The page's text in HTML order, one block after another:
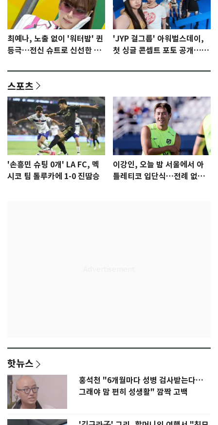
최예나, 노출 없이 '워터밤' 퀸
등극…전신 슈트로 신선한 충
'JYP 걸그룹' 아워벌스데이,
첫 싱글 콘셉트 포토 공개…청
스포츠
'손흥민 슈팅 0개' LA FC, 멕
시코 팀 톨루카에 1-0 진땀승
이강인, 오늘 밤 서울에서 아
틀레티코 입단식…전례 없는
핫뉴스
홍석천 "6개월마다 성병 검사받는다…
그래야 맘 편히 성생활" 깜짝 고백